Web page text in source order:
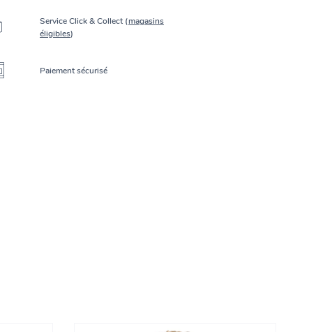
Service Click & Collect (magasins
éligibles)
Paiement sécurisé